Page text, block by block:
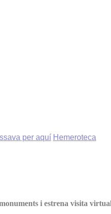
per aquí Hemeroteca
i estrena visita